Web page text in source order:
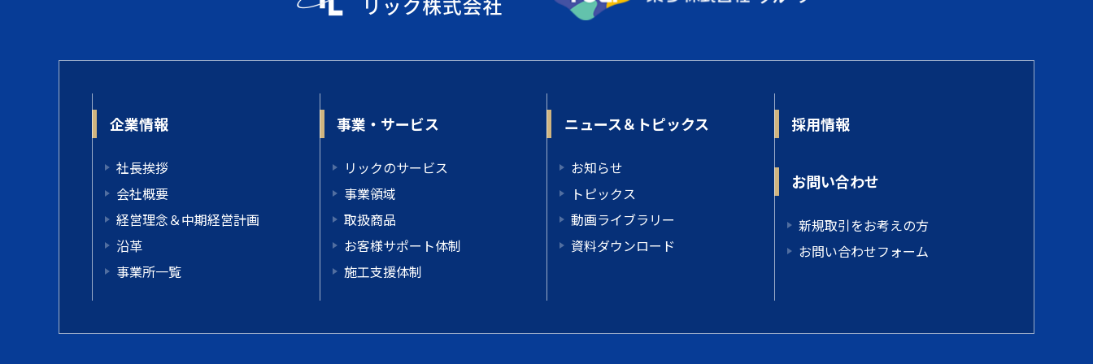
企業情報
社長挨拶
会社概要
経営理念＆中期経営計画
沿革
事業所一覧
事業・サービス
リックのサービス
事業領域
取扱商品
お客様サポート体制
施工支援体制
ニュース＆トピックス
お知らせ
トピックス
動画ライブラリー
資料ダウンロード
採用情報
お問い合わせ
新規取引をお考えの方
お問い合わせフォーム